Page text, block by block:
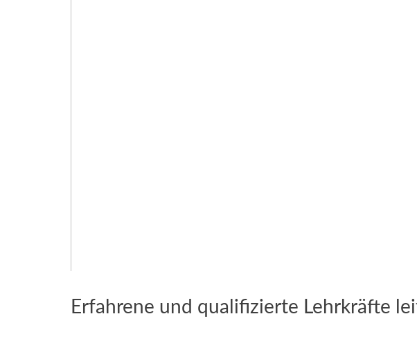
Erfahrene und qualifizierte Lehrkräfte